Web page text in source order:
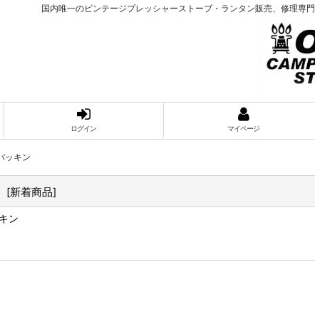
国内唯一のビンテージプレッシャーストーブ・ランタン販売、修理専
ログイン マイページ
ッキン
[新着商品]
ン